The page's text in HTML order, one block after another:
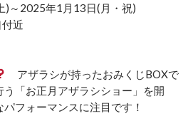
)～2025年1月13日(月・祝)
近
アザラシが持ったおみくじBOXで
「お正月アザラシショー」を開
フォーマンスに注目です！